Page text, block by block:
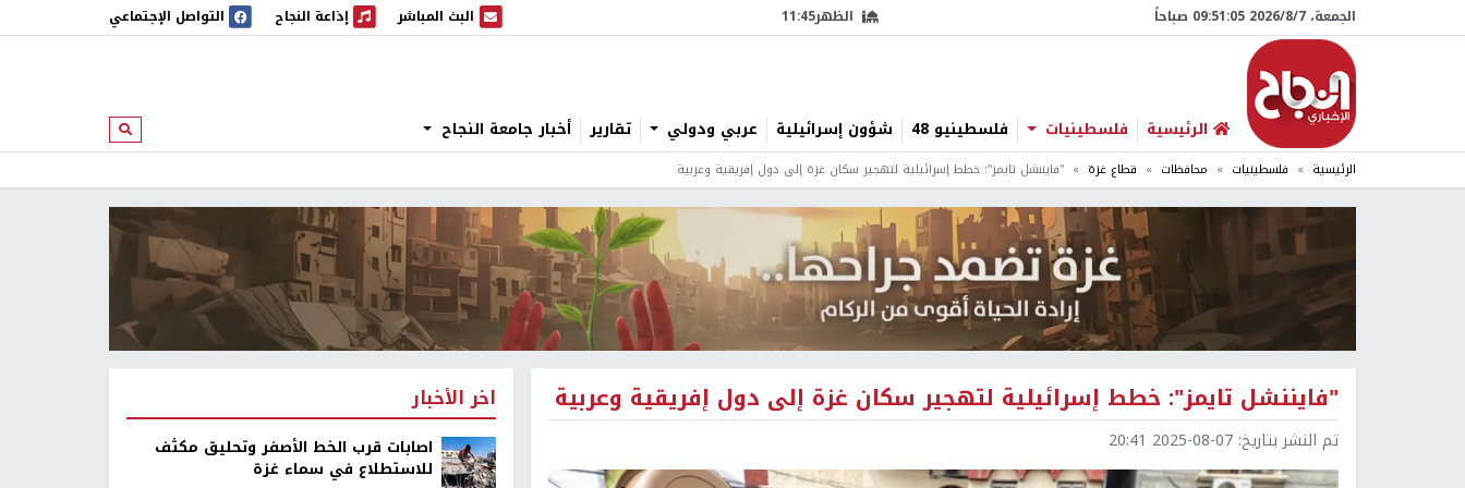
الجمعة، 7/‏8/‏2026 09:51:06 صباحاً الظهر11:45 البث المباشر
البث المباشر إذاعة النجاح
إذاعة النجاح التواصل الإجتماعي
الرئيسية فلسطينيات فلسطينيو 48 شؤون إسرائيلية عربي ودولي تقارير أخبار جامعة النجاح ابحث
الرئيسية فلسطينيات محافظات قطاع غزة "فايننشل تايمز": خطط إسرائيلية لتهجير سكان غزة إلى دول إفريقية وعربية
"فايننشل تايمز": خطط إسرائيلية لتهجير سكان غزة إلى دول إفريقية وعربية
تم النشر بتاريخ: 2025-08-07 20:41
اخر الأخبار
اصابات قرب الخط الأصفر وتحليق مكثف
للاستطلاع في سماء غزة